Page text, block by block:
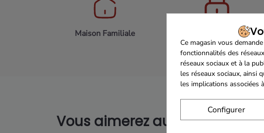
Maison Familiale Paiement Sécurisé
Vous aimerez aussi...
Ce magasin vous
fonctionnalités des
réseaux sociaux et à la
les réseaux sociaux, ainsi
les implications associées
Configurer